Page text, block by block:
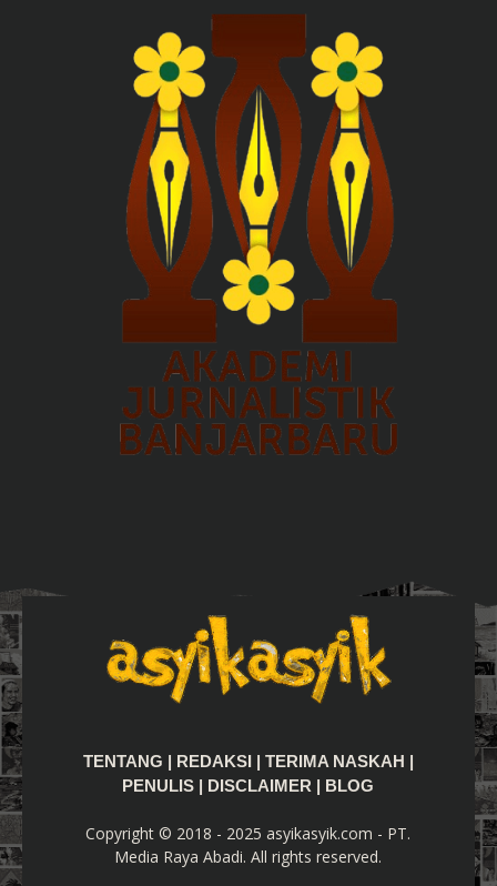
TENTANG REDAKSI TERIMA NASKAH
PENULIS
DISCLAIMER BLOG
Copyright © 2018 - 2025 asyikasyik.com - PT.
Media Raya Abadi. All rights reserved.